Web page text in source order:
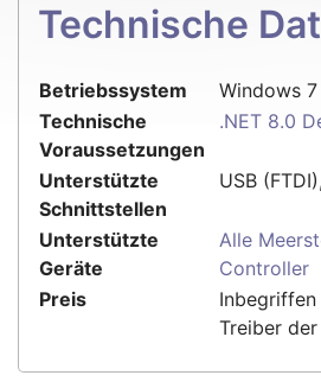
Technische
Betriebssystem
Windows
Technische
Voraussetzungen
.NET 8.0
Unterstützte
Schnittstellen
USB
Unterstützte
Geräte
Alle
Controller
Preis
Treiber